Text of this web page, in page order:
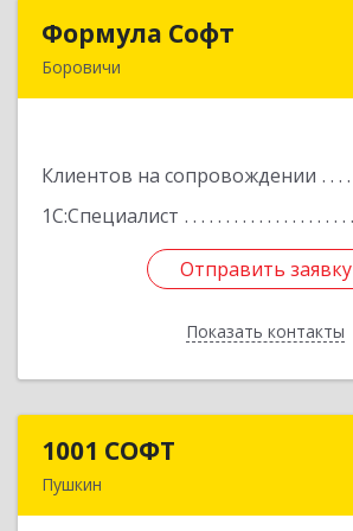
Формула Софт
Боровичи
Клиентов на сопровождении
1С:Специалист
Отправить заявку
Показать контакты
Отправить заявку
Назад
1001 СОФТ
Пушкин